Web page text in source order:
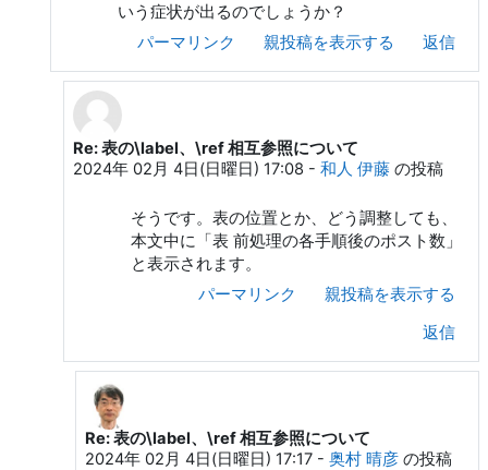
いう症状が出るのでしょうか？
パーマリンク
親投稿を表示する 返信
奥村 晴彦 への返信
Re: 表の\label、\ref 相互参照について
2024年 02月 4日(日曜日) 17:08 - 和人 伊藤の投稿
そうです。表の位置とか、どう調整しても、
本文中に「表 前処理の各手順後のポスト数」
と表示されます。
パーマリンク
親投稿を表示する
返信
和人 伊藤 への返信
Re: 表の\label、\ref 相互参照について
2024年 02月 4日(日曜日) 17:17 - 奥村 晴彦 の投稿